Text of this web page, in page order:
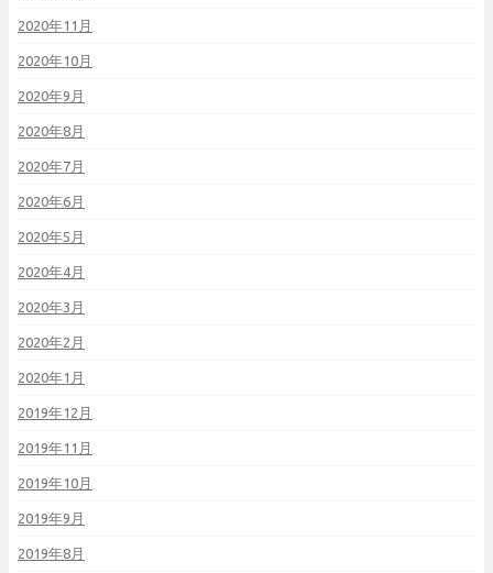
2020年11月
2020年10月
2020年9月
2020年8月
2020年7月
2020年6月
2020年5月
2020年4月
2020年3月
2020年2月
2020年1月
2019年12月
2019年11月
2019年10月
2019年9月
2019年8月